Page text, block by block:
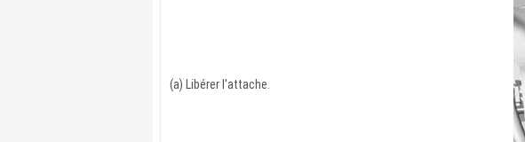
(a) Libérer l'attache.